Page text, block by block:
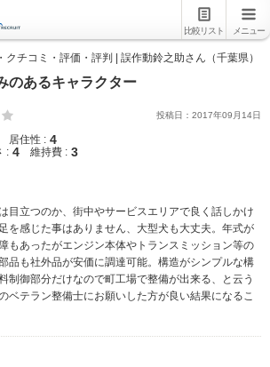
比較リスト メニュー
チコミ・評価・評判 | 誤作動鈴之助さん（千葉県）
のあるキャラクター
投稿日： 2017年09 月 14日
居住性 : 4
: 4 維持費 : 3
目立つのか、街中やサービスエリアで良く話しかけ
を感じた事はありません、大型犬も大丈夫。年式が
もあったがエンジン本体やトランスミッション等の
品も社外品が安価に調達可能。構造がシンプルな構
制御部分だけなので町工場で整備が出来る、と云う
ベテラン整備士にお願いした方が良い結果になるこ